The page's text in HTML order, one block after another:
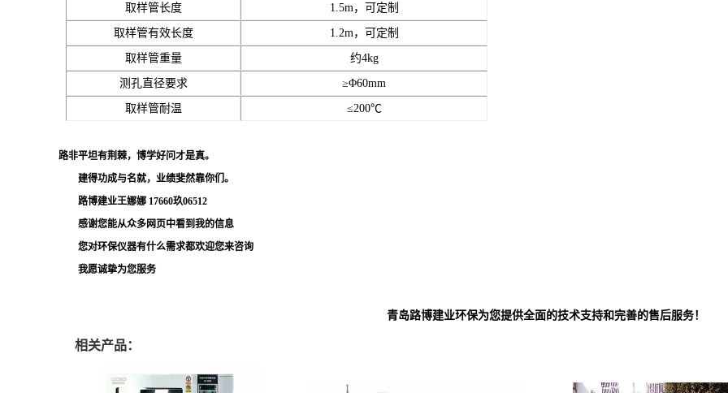
取样管长度 1.5m，可定制
取样管有效长度 1.2m，可定制
取样管重量 约4kg
测孔直径要求 ≥Φ60mm
取样管耐温 ≤200℃
路非平坦有荆棘，博学好问才是真。
建得功成与名就，业绩斐然靠你们。
路博建业王娜娜 17660玖06512
感谢您能从众多网页中看到我的信息
您对环保仪器有什么需求都欢迎您来咨询
我愿诚挚为您服务
青岛路博建业环保为您提供全面的技术支持和完善的售后服务！
相关产品：